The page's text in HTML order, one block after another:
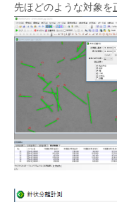
先ほどのような対象を